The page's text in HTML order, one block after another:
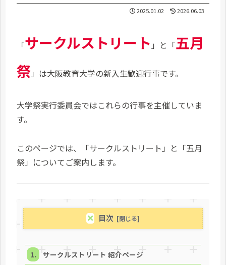
2025.01.02 2026.06.03
「サークルストリート 」と「五月
祭」は大阪教育大学の新入生歓迎行事です。
大学祭実行委員会ではこれらの行事を主催していま
す。
このページでは、「サークルストリート」と「五月
祭」についてご案内します。
目次
サークルストリート 紹介ページ